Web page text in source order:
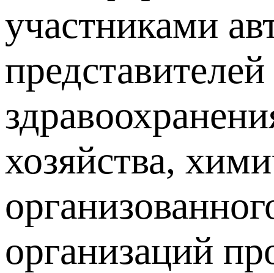
участниками
хозяйства,
организаций